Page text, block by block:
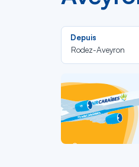
Depuis
Rodez-Aveyron